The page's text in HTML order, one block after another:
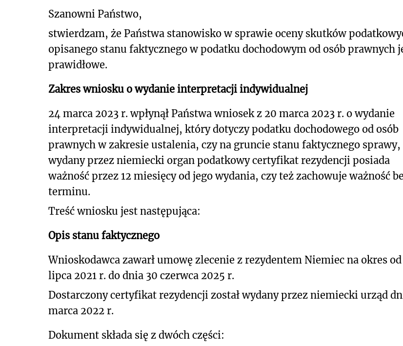
Szanowni Państwo,
stwierdzam, że Państwa stanowisko w sprawie oceny skutków
opisanego stanu faktycznego w podatku dochodowym od osób prawnych
prawidłowe.
Zakres wniosku o wydanie interpretacji indywidualnej
24 marca 2023 r. wpłynął Państwa wniosek z 20 marca 2023 r. o wydanie
interpretacji indywidualnej, który dotyczy podatku dochodowego od osób
prawnych w zakresie ustalenia, czy na gruncie stanu faktycznego sprawy,
wydany przez niemiecki organ podatkowy certyfikat rezydencji posiada
ważność przez 12 miesięcy od jego wydania, czy też zachowuje ważność
terminu.
Treść wniosku jest następująca:
Opis stanu faktycznego
Wnioskodawca zawarł umowę zlecenie z rezydentem Niemiec na okres od
lipca 2021 r. do dnia 30 czerwca 2025 r.
Dostarczony certyfikat rezydencji został wydany przez niemiecki urząd
marca 2022 r.
Dokument składa się z dwóch części: